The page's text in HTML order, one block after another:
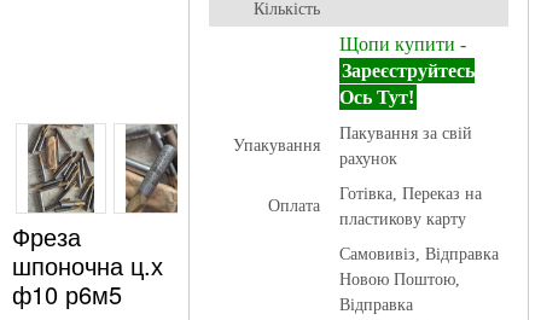
Фреза
шпоночна ц.х
ф10 р6м5
Кількість
Щопи купити -
Зареєструйтесь
Ось Тут!
Упакування
Пакування за свій
рахунок
Оплата
Готівка, Переказ на
пластикову карту
Самовивіз, Відправка
Новою Поштою,
Відправка